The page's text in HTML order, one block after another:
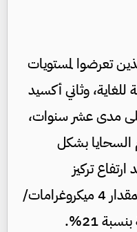
تعرضوا لمستويات
وثاني أكسيد
مدى عشر سنوات،
السحايا بشكل
تركيز
الجسيمات الدقيقة PM2.5 بمقدار 4 ميكروغرامات/
21%.